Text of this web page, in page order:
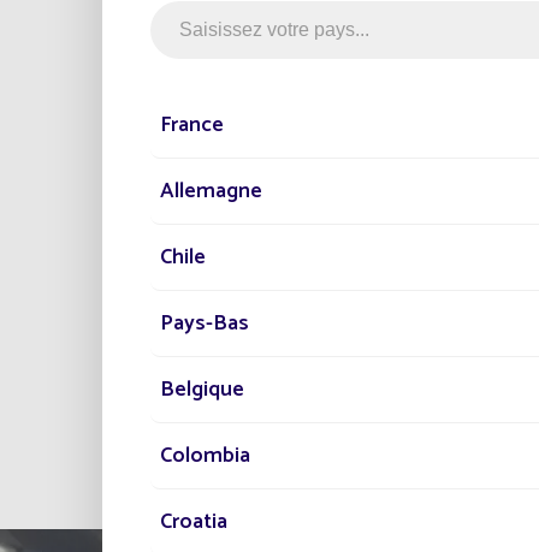
France
Allemagne
Chile
Pays-Bas
Belgique
Colombia
Croatia